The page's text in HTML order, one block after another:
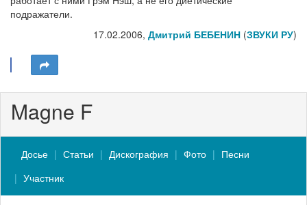
подражатели.
17.02.2006, Дмитрий БЕБЕНИН (ЗВУКИ РУ)
Magne F
Досье Статьи Дискография Фото
Песни
Участник